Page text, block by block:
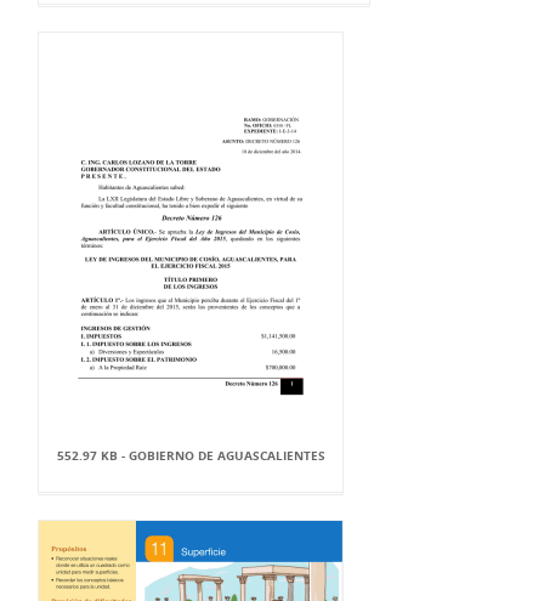
552.97 KB - GOBIERNO DE AGUASCALIENTES